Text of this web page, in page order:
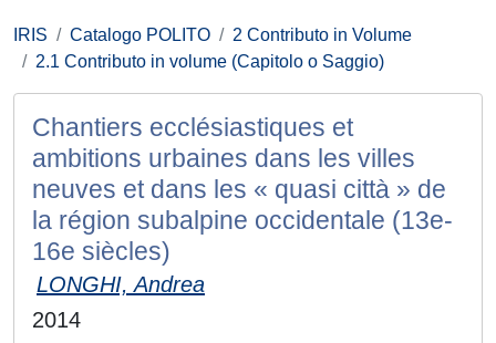
IRIS Catalogo POLITO
2 Contributo in Volume
2.1 Contributo in volume (Capitolo o Saggio)
Chantiers ecclésiastiques et
ambitions urbaines dans les villes
neuves et dans les « quasi città » de
la région subalpine occidentale (13e-
16e siècles)
LONGHI, Andrea
2014